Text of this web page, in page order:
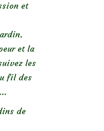
et
et la
les
fil des
de